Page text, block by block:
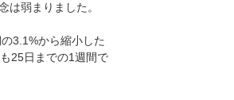
は弱まりました。
3.1%から縮小した
25日までの1週間で